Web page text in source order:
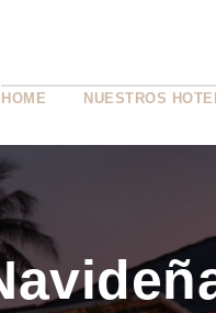
HOME NUESTROS